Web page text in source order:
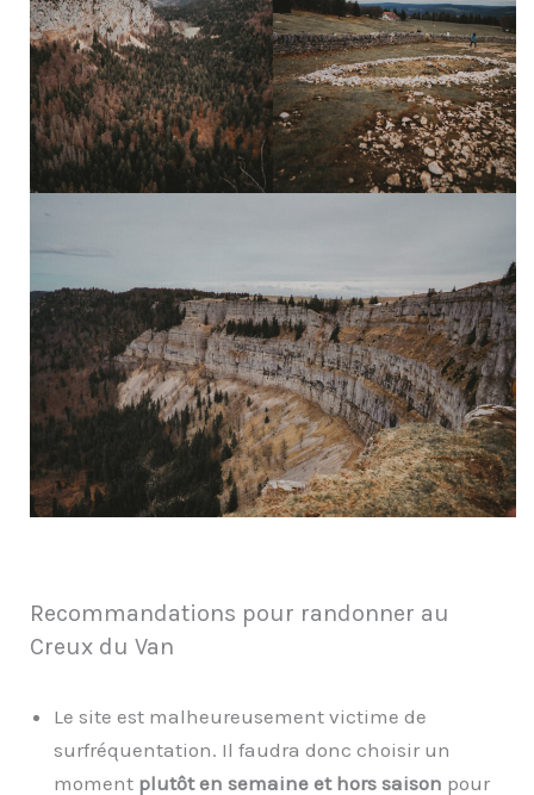
Recommandations pour randonner au
Creux du Van
Le site est malheureusement victime de
surfréquentation. Il faudra donc choisir un
moment plutôt en semaine et hors saison pour